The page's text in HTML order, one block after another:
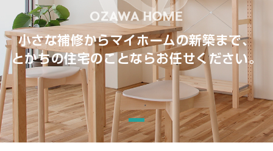
小さな補修からマイホームの新築まで、
とかちの住宅のことならお任せください。